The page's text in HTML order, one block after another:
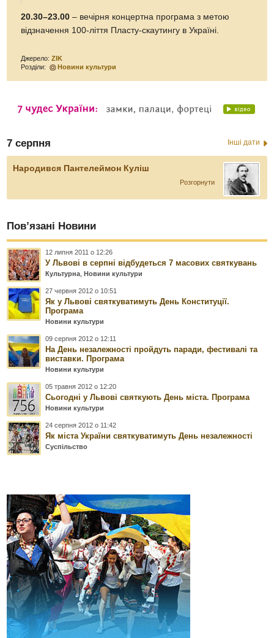
20.30–23.00 – вечірня концертна програма з метою
відзначення 100-ліття Пласту-скаутингу в Україні.
Джерело:ZIK
Розділи:
Новини культури
7 серпня Інші дати
Народився Пантелеймон Куліш
Розгорнути
Пов’язані Новини
12 липня 2011 о 12:26
У Львові в серпні відбудеться 7 масових святкувань
Культурна Новини культури
27 червня 2012 о 10:51
Як у Львові святкуватимуть День Конституції.
Програма
Новини культури
09 серпня 2012 о 12:11
На День незалежності пройдуть паради, фестивалі та
виставки. Програма
Новини культури
05 травня 2012 о 12:20
Сьогодні у Львові святкують День міста. Програма
Новини культури
24 серпня 2012 о 11:42
Як міста України святкуватимуть День незалежності
Суспільство